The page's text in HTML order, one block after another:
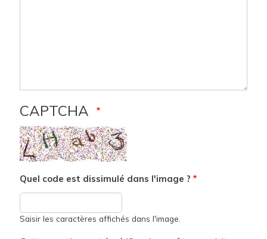
CAPTCHA
Quel code est dissimulé dans l'image ?
Saisir les caractères affichés dans l'image.